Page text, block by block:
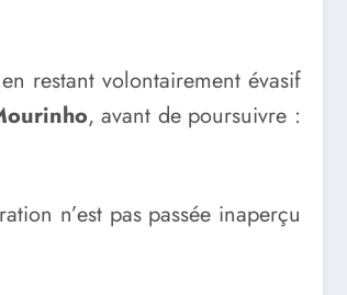
restant volontairement évasif
, avant de poursuivre :
n’est pas passée inaperçu